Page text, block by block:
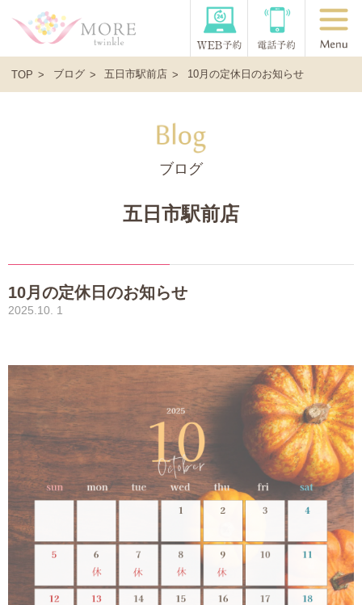
TOP ブログ 五日市駅前店 10月の定休日のお知らせ
ブログ
五日市駅前店
10月の定休日のお知らせ
2025.10. 1